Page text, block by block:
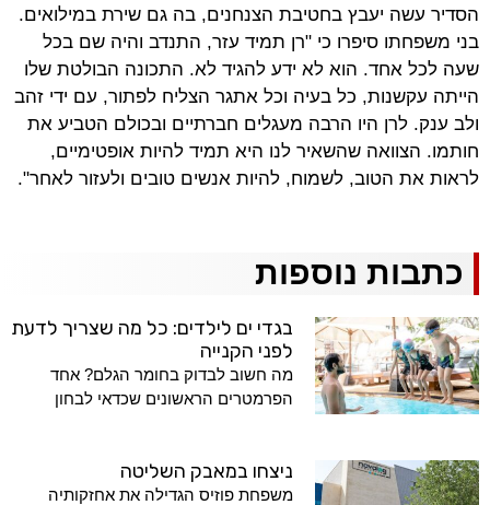
הסדיר עשה יעבץ בחטיבת הצנחנים, בה גם שירת במילואים.
בני משפחתו סיפרו כי "רן תמיד עזר, התנדב והיה שם בכל
שעה לכל אחד. הוא לא ידע להגיד לא. התכונה הבולטת שלו
הייתה עקשנות, כל בעיה וכל אתגר הצליח לפתור, עם ידי זהב
ולב ענק. לרן היו הרבה מעגלים חברתיים ובכולם הטביע את
חותמו. הצוואה שהשאיר לנו היא תמיד להיות אופטימיים,
לראות את הטוב, לשמוח, להיות אנשים טובים ולעזור לאחר".
כתבות נוספות
בגדי ים לילדים: כל מה שצריך לדעת
לפני הקנייה
מה חשוב לבדוק בחומר הגלם? אחד
הפרמטרים הראשונים שכדאי לבחון
ניצחו במאבק השליטה
משפחת פוזיס הגדילה את אחזקותיה